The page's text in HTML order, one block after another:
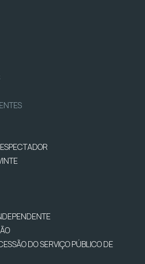
DO SERVIÇO PÚBLICO DE